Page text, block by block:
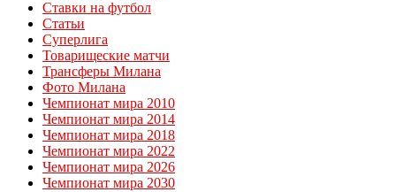
Ставки на футбол
Статьи
Суперлига
Товарищеские матчи
Трансферы Милана
Фото Милана
Чемпионат мира 2010
Чемпионат мира 2014
Чемпионат мира 2018
Чемпионат мира 2022
Чемпионат мира 2026
Чемпионат мира 2030